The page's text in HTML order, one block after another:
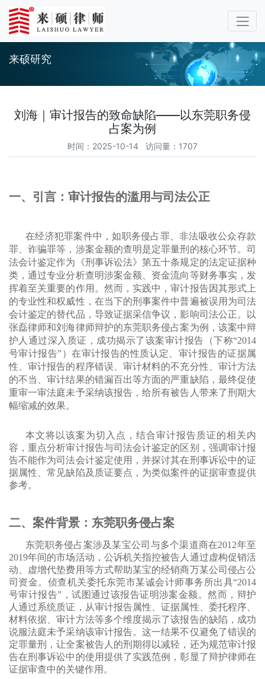
来硕研究
刘海｜审计报告的致命缺陷——以东莞职务侵
占案为例
时间：2025-10-14 访问量：1707
一、引言：审计报告的滥用与司法公正
在经济犯罪案件中，如职务侵占罪、非法吸收公众存款
罪、诈骗罪等，涉案金额的查明是定罪量刑的核心环节。司
法会计鉴定作为《刑事诉讼法》第五十条规定的法定证据种
类，通过专业分析查明涉案金额、资金流向等财务事实，发
挥着至关重要的作用。然而，实践中，审计报告因其形式上
的专业性和权威性，在当下的刑事案件中普遍被误用为司法
会计鉴定的替代品，导致证据采信争议，影响司法公正。
以
张磊律师和刘海律师辩护的东莞职务侵占案为例，该案中辩
护人通过深入质证，成功揭示了该案审计报告（下称“2014
号审计报告”）在审计报告的性质认定、审计报告的证据属
性、审计报告的程序错误、审计材料的不充分性、审计方法
的不当、审计结果的错漏百出等方面的严重缺陷，最终促使
重审一审法庭未予采纳该报告，给所有被告人带来了刑期大
幅缩减的效果。
本文将以该案为切入点，结合审计报告质证的相关内
容，重点分析审计报告与司法会计鉴定的区别，强调审计报
告不能作为司法会计鉴定使用，并探讨其在刑事诉讼中的证
据属性、常见缺陷及质证要点，为类似案件的证据审查提供
参考。
二、案件背景：东莞职务侵占案
东莞职务侵占案涉及某宝公司与多个渠道商在2012年至
2019年间的市场活动，公诉机关指控被告人通过虚构促销活
动、虚增代垫费用等方式帮助某宝的经销商万某公司侵占公
司资金。侦查机关委托东莞市某诚会计师事务所出具“2014
号审计报告”，试图通过该报告证明涉案金额。然而，辩护
人通过系统质证，从审计报告属性、证据属性、委托程序、
材料依据、审计方法等多个维度揭示了该报告的缺陷，成功
说服法庭未予采纳该审计报告。这一结果不仅避免了错误的
定罪量刑，让全案被告人的刑期得以减轻，还为规范审计报
告在刑事诉讼中的使用提供了实践范例，彰显了辩护律师在
证据审查中的关键作用。